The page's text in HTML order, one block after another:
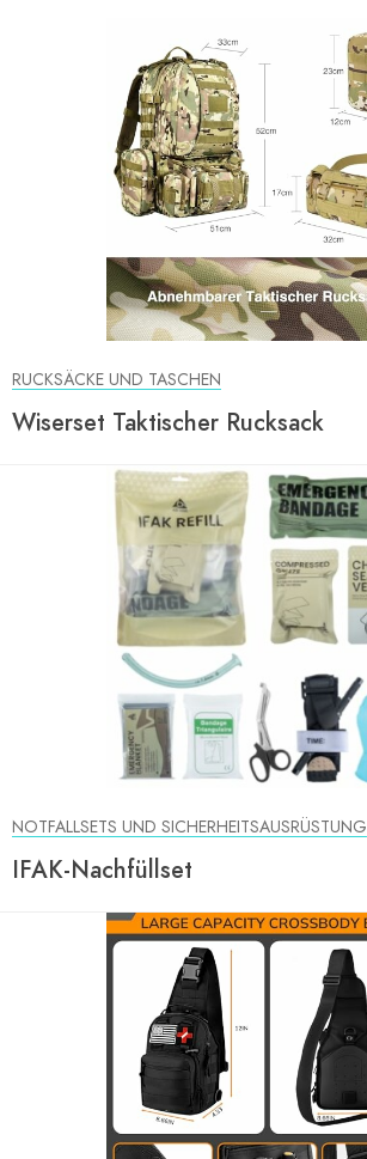
RUCKSÄCKE UND TASCHEN
Wiserset Taktischer Rucksack
NOTFALLSETS UND SICHERHEITSAUSRÜSTUNG
IFAK-Nachfüllset